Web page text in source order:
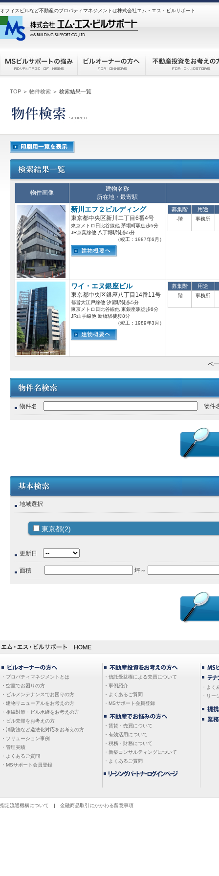
オフィスビルなど不動産のプロパティマネジメントは株式会社エム・エス・ビルサポート
TOP ＞ 物件検索 ＞ 検索結果一覧
物件画像
建物名称
所在地・最寄駅
新川エフ２ビルディング
東京都中央区新川二丁目6番4号
東京メトロ日比谷線他 茅場町駅徒歩5分
JR京葉線他 八丁堀駅徒歩5分
（竣工：1987年6月）
募集階 用途
-階 事務所
ワイ・エヌ銀座ビル
東京都中央区銀座八丁目14番11号
都営大江戸線他 汐留駅徒歩5分
東京メトロ日比谷線他 東銀座駅徒歩6分
JR山手線他 新橋駅徒歩8分
（竣工：1989年3月）
募集階 用途
-階 事務所
ペ
物件名 物件
地域選択
東京都(2)
更新日
面積 坪～
・プロパティマネジメントとは
・空室でお困りの方
・ビルメンテナンスでお困りの方
・建物リニューアルをお考えの方
・相続対策・ビル承継をお考えの方
・ビル売却をお考えの方
・消防法など遵法化対応をお考えの方
・ソリューション事例
・管理実績
・よくあるご質問
・MSサポート会員登録
・信託受益権による売買について
・事例紹介
・よくあるご質問
・MSサポート会員登録
・賃貸・売買について
・有効活用について
・税務・財務について
・新築コンサルティングについて
・よくあるご質問
・よく
・リー
指定流通機構について | 金融商品取引にかかわる留意事項